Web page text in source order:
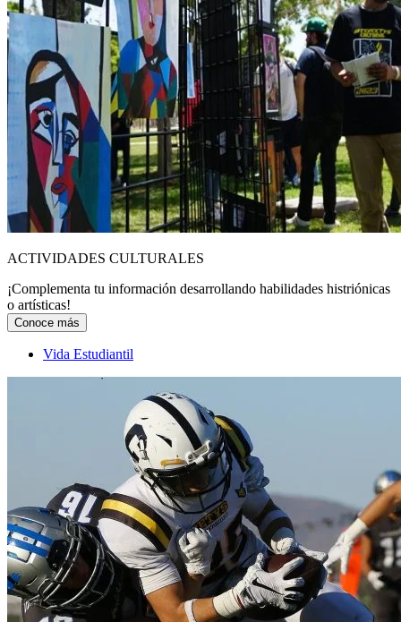
ACTIVIDADES CULTURALES
¡Complementa tu información desarrollando habilidades histriónicas
o artísticas!
Conoce más
Vida Estudiantil